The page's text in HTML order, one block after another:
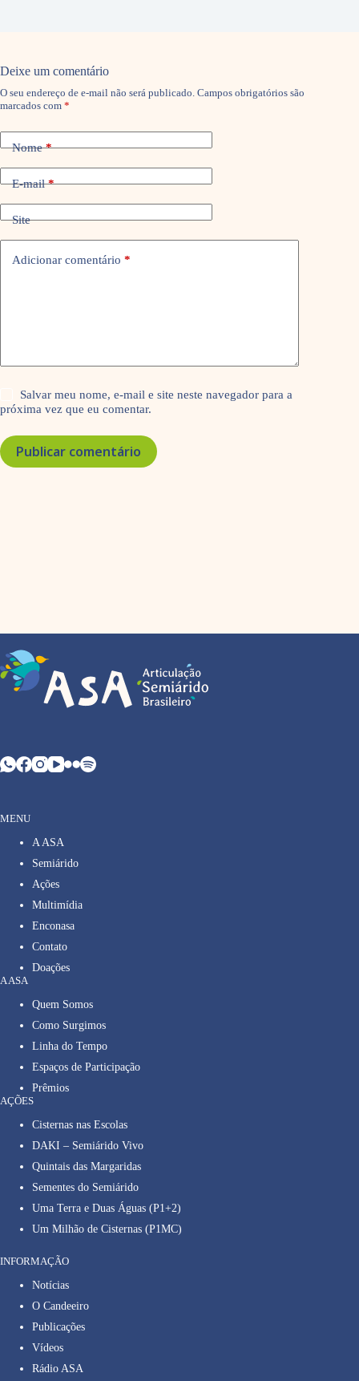
Deixe um comentário
O seu endereço de e-mail não será publicado. Campos obrigatórios são
marcados com *
Nome*
E-mail*
Site
Adicionar comentário *
Salvar meu nome, e-mail e site neste navegador para a
próxima vez que eu comentar.
Publicar comentário
MENU
A ASA
Semiárido
Ações
Multimídia
Enconasa
Contato
Doações
A ASA
Quem Somos
Como Surgimos
Linha do Tempo
Espaços de Participação
Prêmios
AÇÕES
Cisternas nas Escolas
DAKI – Semiárido Vivo
Quintais das Margaridas
Sementes do Semiárido
Uma Terra e Duas Águas (P1+2)
Um Milhão de Cisternas (P1MC)
INFORMAÇÃO
Notícias
O Candeeiro
Publicações
Vídeos
Rádio ASA